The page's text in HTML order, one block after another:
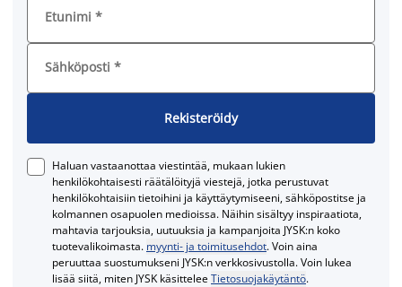
Etunimi *
Sähköposti *
Rekisteröidy
Haluan vastaanottaa viestintää, mukaan lukien
henkilökohtaisesti räätälöityjä viestejä, jotka perustuvat
henkilökohtaisiin tietoihini ja käyttäytymiseeni, sähköpostitse ja
kolmannen osapuolen medioissa. Näihin sisältyy inspiraatiota,
mahtavia tarjouksia, uutuuksia ja kampanjoita JYSK:n koko
tuotevalikoimasta. myynti- ja toimitusehdot. Voin aina
peruuttaa suostumukseni JYSK:n verkkosivustolla. Voin lukea
lisää siitä, miten JYSK käsitteleeTietosuojakäytäntö.